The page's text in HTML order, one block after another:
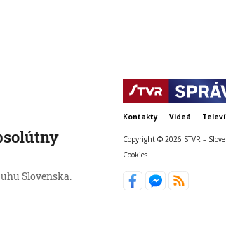
Slovenska.
Kontakty Videá
Copyright © 2026 STVR –
Cookies